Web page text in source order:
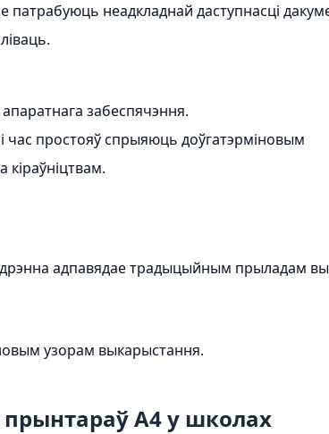
патрабуюць неадкладнай даступнасці
забеспячэння.
простояў спрыяюць доўгатэрміновым
дрэнна адпавядае традыцыйным прыладам
узорам выкарыстання.
A4 у школах